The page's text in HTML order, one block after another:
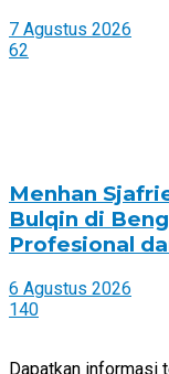
7 Agustus 2026
62
Menhan
Bulqin di
Profesional
6 Agustus 2026
140
Dapatkan informasi